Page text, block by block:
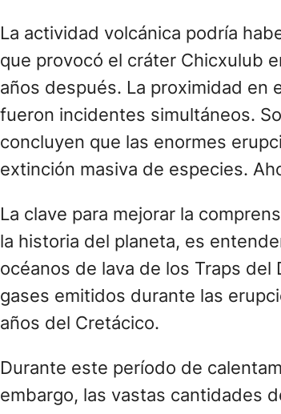
La actividad volcánica podría
que provocó el cráter Chicxulub
años después. La proximidad
fueron incidentes simultáneos.
concluyen que las enormes
extinción masiva de especies.
La clave para mejorar la
la historia del planeta, es
océanos de lava de los Traps
gases emitidos durante las
años del Cretácico.
Durante este período de
embargo, las vastas cantidades